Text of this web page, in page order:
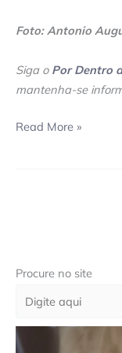
Foto: Antonio
Siga o Por Dentro
mantenha-se
Read More »
Procure no site